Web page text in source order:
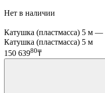
Нет в наличии
Катушка (пластмасса) 5 м —
Катушка (пластмасса) 5 м
150 63980₸